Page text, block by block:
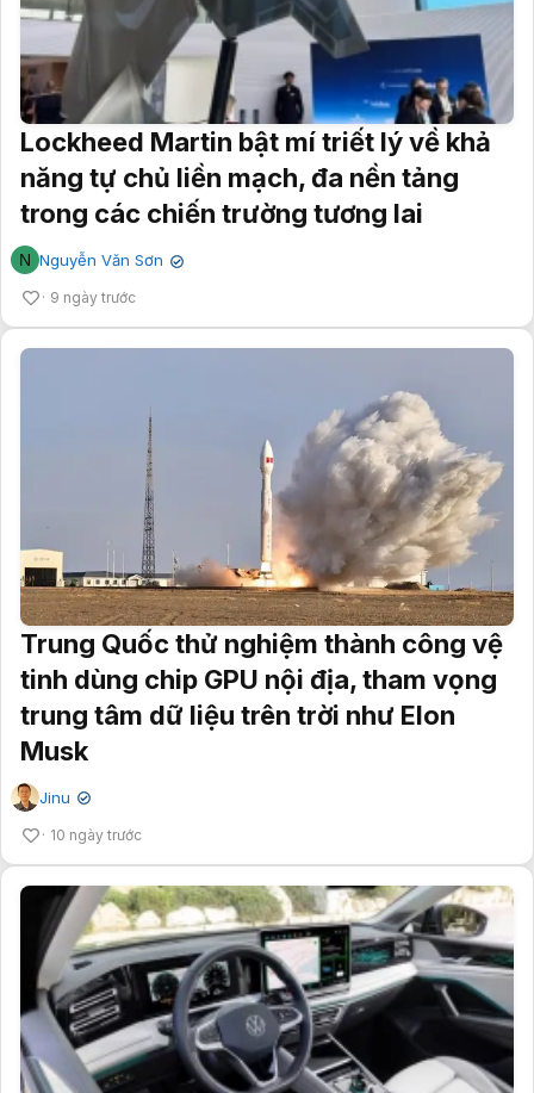
Lockheed Martin bật mí triết lý về khả
năng tự chủ liền mạch, đa nền tảng
trong các chiến trường tương lai
N Nguyễn Văn Sơn ✔
9 ngày trước
Trung Quốc thử nghiệm thành công vệ
tinh dùng chip GPU nội địa, tham vọng
trung tâm dữ liệu trên trời như Elon
Musk
Jinu ✔
10 ngày trước